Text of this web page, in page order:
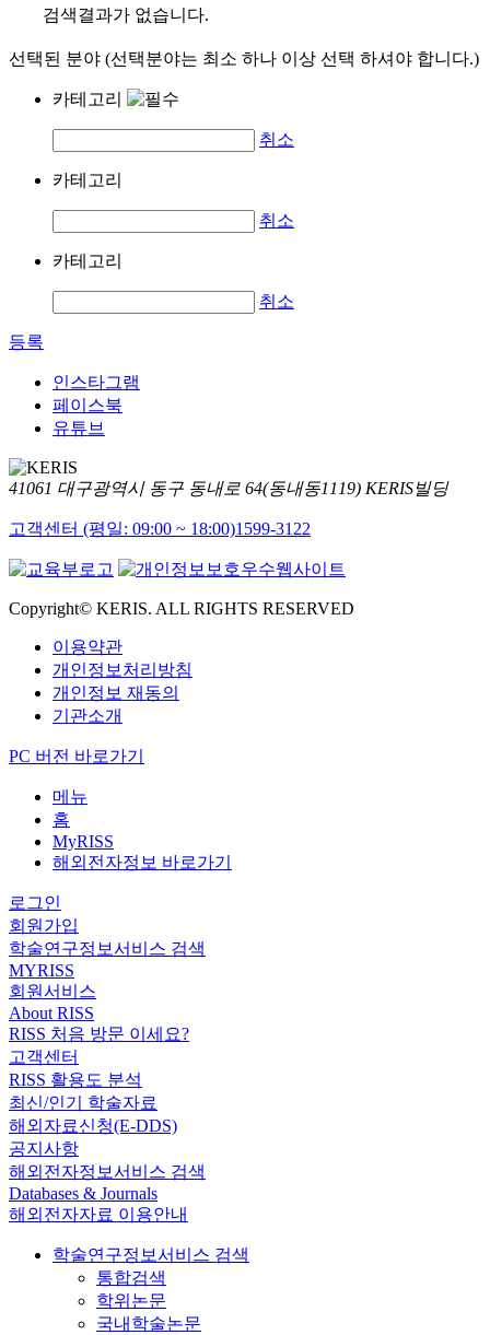
검색결과가 없습니다.
선택된 분야 (선택분야는 최소 하나 이상 선택 하셔야 합니다.)
카테고리
취소
카테고리
취소
카테고리
취소
등록
인스타그램
페이스북
유튜브
41061 대구광역시 동구 동내로 64(동내동1119) KERIS빌딩
고객센터 (평일: 09:00 ~ 18:00)1599-3122
Copyright© KERIS. ALL RIGHTS RESERVED
이용약관
개인정보처리방침
개인정보 재동의
기관소개
PC 버전 바로가기
메뉴
홈
MyRISS
해외전자정보 바로가기
로그인
회원가입
학술연구정보서비스 검색
MYRISS
회원서비스
About RISS
RISS 처음 방문 이세요?
고객센터
RISS 활용도 분석
최신/인기 학술자료
해외자료신청(E-DDS)
공지사항
해외전자정보서비스 검색
Databases & Journals
해외전자자료 이용안내
학술연구정보서비스 검색
통합검색
학위논문
국내학술논문